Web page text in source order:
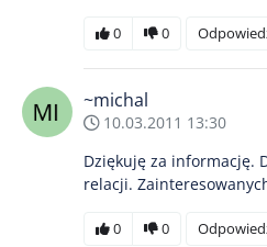
0 0
~michal
10.03.2011 13:30
Dziękuję za informację.
relacji.
0 0